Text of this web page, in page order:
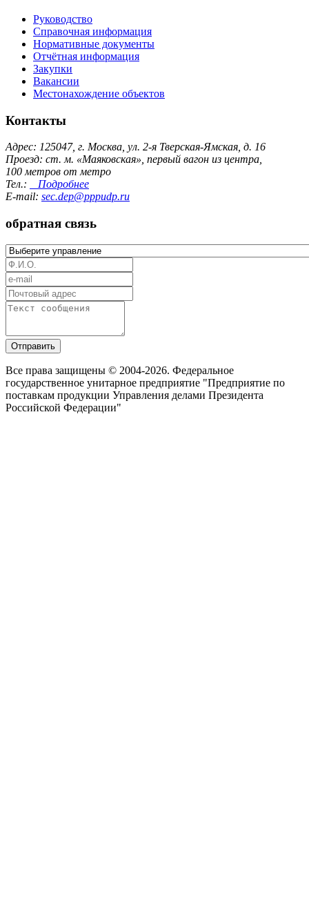
Руководство
Справочная информация
Нормативные документы
Отчётная информация
Закупки
Вакансии
Местонахождение объектов
Контакты
Адрес: 125047, г. Москва, ул. 2-я Тверская-Ямская, д. 16
Проезд: ст. м. «Маяковская», первый вагон из центра,
100 метров от метро
Тел.:
Подробнее
E-mail: sec.dep@pppudp.ru
обратная связь
Отправить
Все права защищены © 2004-2026. Федеральное
государственное унитарное предприятие "Предприятие по
поставкам продукции Управления делами Президента
Российской Федерации"